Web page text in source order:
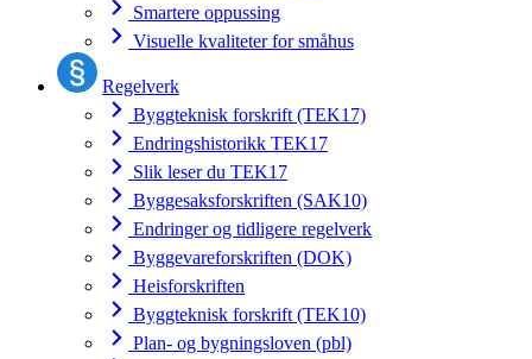
Smartere oppussing
Visuelle kvaliteter for småhus
Regelverk
Byggteknisk forskrift (TEK17)
Endringshistorikk TEK17
Slik leser du TEK17
Byggesaksforskriften (SAK10)
Endringer og tidligere regelverk
Byggevareforskriften (DOK)
Heisforskriften
Byggteknisk forskrift (TEK10)
Plan- og bygningsloven (pbl)